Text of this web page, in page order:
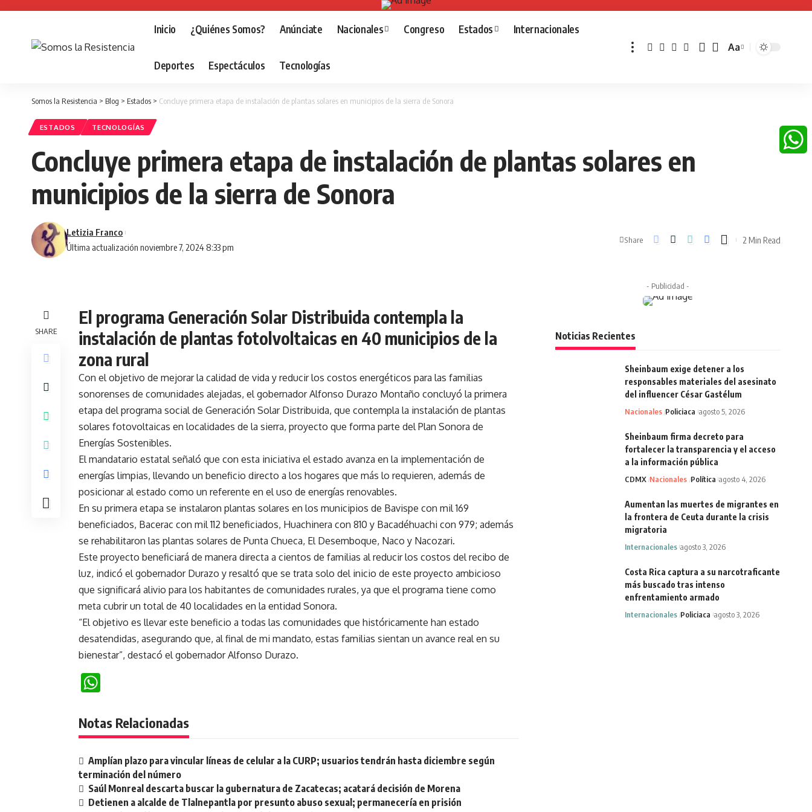
Inicio ¿Quiénes Somos? Anúnciate Nacionales Congreso Estados Internacionales
Deportes Espectáculos Tecnologías
Font
Aa
Somos la Resistencia > Blog > Estados > Concluye primera etapa de instalación de plantas solares en municipios de la sierra de Sonora
ESTADOS TECNOLOGÍAS
Concluye primera etapa de instalación de plantas solares en
municipios de la sierra de Sonora
Última actualización noviembre 7, 2024 8:33 pm
Letizia Franco
Share 2 Min Read
SHARE
El programa Generación Solar Distribuida contempla la
instalación de plantas fotolvoltaicas en 40 municipios de la
zona rural
Con el objetivo de mejorar la calidad de vida y reducir los costos energéticos para las familias
sonorenses de comunidades alejadas, el gobernador Alfonso Durazo Montaño concluyó la primera
etapa del programa social de Generación Solar Distribuida, que contempla la instalación de plantas
solares fotovoltaicas en localidades de la sierra, proyecto que forma parte del Plan Sonora de
Energías Sostenibles.
El mandatario estatal señaló que con esta iniciativa el estado avanza en la implementación de
energías limpias, llevando un beneficio directo a los hogares que más lo requieren, además de
posicionar al estado como un referente en el uso de energías renovables.
En su primera etapa se instalaron plantas solares en los municipios de Bavispe con mil 169
beneficiados, Bacerac con mil 112 beneficiados, Huachinera con 810 y Bacadéhuachi con 979; además
se rehabilitaron las plantas solares de Punta Chueca, El Desemboque, Naco y Nacozari.
Este proyecto beneficiará de manera directa a cientos de familias al reducir los costos del recibo de
luz, indicó el gobernador Durazo y resaltó que se trata solo del inicio de este proyecto ambicioso
que significará alivio para los habitantes de comunidades rurales, ya que el programa tiene como
meta cubrir un total de 40 localidades en la entidad Sonora.
“El objetivo es llevar este beneficio a todas las comunidades que históricamente han estado
desatendidas, asegurando que, al final de mi mandato, estas familias sientan un avance real en su
bienestar”, destacó el gobernador Alfonso Durazo.
Notas Relacionadas
Amplían plazo para vincular líneas de celular a la CURP; usuarios tendrán hasta diciembre según
terminación del número
Saúl Monreal descarta buscar la gubernatura de Zacatecas; acatará decisión de Morena
Detienen a alcalde de Tlalnepantla por presunto abuso sexual; permanecería en prisión
- Publicidad -
Noticias Recientes
Sheinbaum exige detener a los
responsables materiales del asesinato
del influencer César Gastélum
Nacionales Policiaca agosto 5, 2026
Sheinbaum firma decreto para
fortalecer la transparencia y el acceso
a la información pública
CDMX Nacionales Política agosto 4, 2026
Aumentan las muertes de migrantes en
la frontera de Ceuta durante la crisis
migratoria
Internacionales agosto 3, 2026
Costa Rica captura a su narcotraficante
más buscado tras intenso
enfrentamiento armado
Internacionales Policiaca agosto 3, 2026